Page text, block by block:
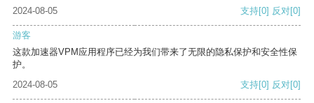
2024-08-05 支持[0] 反对[0]
游客
这款加速器VPM应用程序已经为我们带来了无限的隐私保护和安全性保
护。
2024-08-05
支持[0] 反对[0]